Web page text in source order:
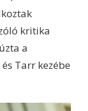
kritika
a
Tarr kezébe